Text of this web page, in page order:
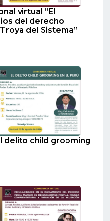
virtual “El
del derecho
del Sistema”
delito child grooming